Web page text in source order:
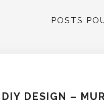
POSTS
DIY DESIGN –